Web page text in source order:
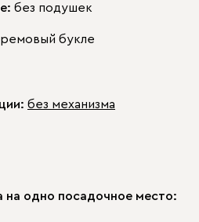
без подушек
букле
без механизма
на одно посадочное место: